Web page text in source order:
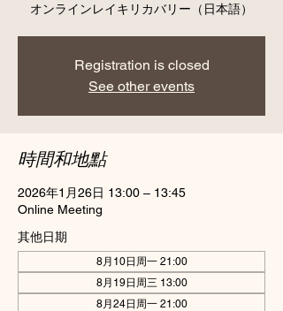
オンラインレイキリカバリー（日本語）
Registration is closed
See other events
時間和地點
2026年1月26日 13:00 – 13:45
Online Meeting
其他日期
8月10日周一 21:00
8月19日周三 13:00
8月24日周一 21:00